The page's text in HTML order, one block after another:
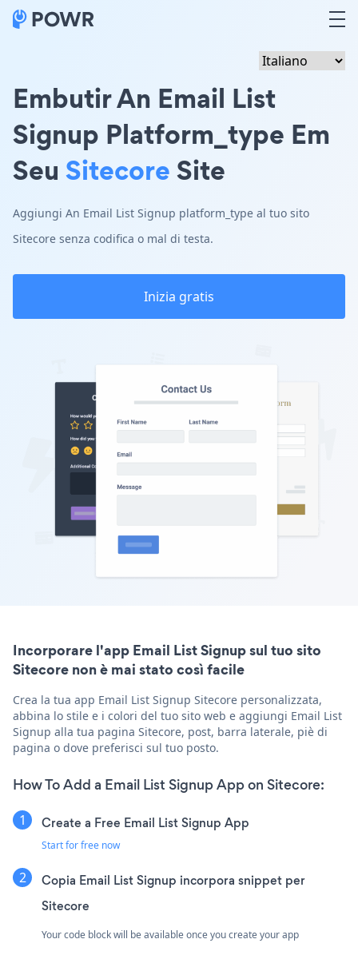
Embutir An Email List
Signup Platform_type Em
Seu SitecoreSite
Aggiungi An Email List Signup platform_type al tuo sito
Sitecore senza codifica o mal di testa.
Inizia gratis
Incorporare l'app Email List Signup sul tuo sito
Sitecore non è mai stato così facile
Crea la tua app Email List Signup Sitecore personalizzata,
abbina lo stile e i colori del tuo sito web e aggiungi Email List
Signup alla tua pagina Sitecore, post, barra laterale, piè di
pagina o dove preferisci sul tuo posto.
How To Add a Email List Signup App on Sitecore:
Create a Free Email List Signup App
Start for free now
Copia Email List Signup incorpora snippet per
Sitecore
Your code block will be available once you create your app